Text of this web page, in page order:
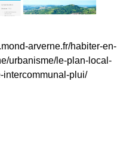
arverne.fr/habiter-en-
urbanisme/le-plan-local-
intercommunal-plui/